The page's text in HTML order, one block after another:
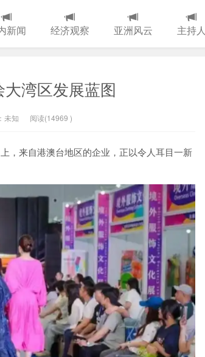
新闻 经济观察 亚洲风云 主持人
湾区发展蓝图
未知 阅读(14969 )
，来自港澳台地区的企业，正以令人耳目一新